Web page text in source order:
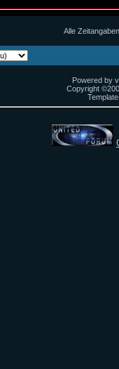
Alle
Powered by
Copyright